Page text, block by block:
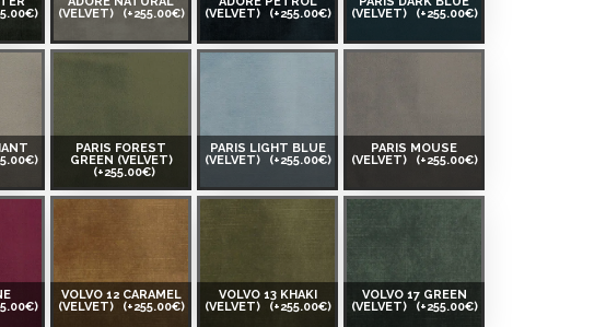
(VELVET)
(+255.00€)
(VELVET)
(+255.00€)
(VELVET)
(+255.00€)
PARIS FOREST
GREEN (VELVET)
(+255.00€)
PARIS LIGHT BLUE
(VELVET)
(+255.00€)
PARIS MOUSE
(VELVET)
(+255.00€)
VOLVO 12 CARAMEL
(VELVET)
(+255.00€)
VOLVO 13 KHAKI
(VELVET)
(+255.00€)
VOLVO 17 GREEN
(VELVET)
(+255.00€)